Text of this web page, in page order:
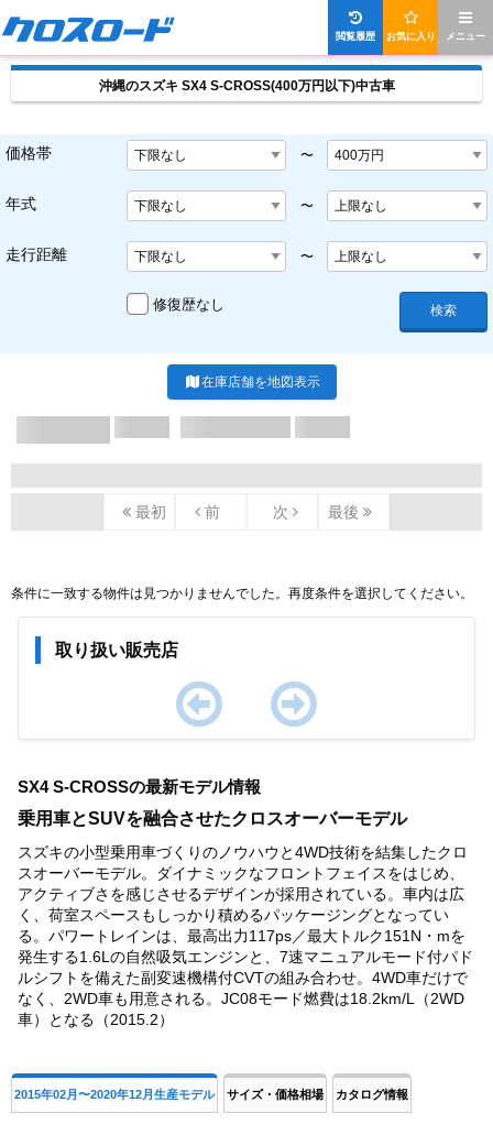
メニュー
お気に入り
閲覧履歴
沖縄のスズキ SX4 S-CROSS(400万円以下)中古車
価格帯 〜
年式 〜
走行距離 〜
修復歴なし 検索
在庫店舗を地図表示
最初 前 次 最後
条件に一致する物件は見つかりませんでした。再度条件を選択してください。
取り扱い販売店
of
0
SX4 S-CROSSの最新モデル情報
乗用車とSUVを融合させたクロスオーバーモデル
スズキの小型乗用車づくりのノウハウと4WD技術を結集したクロ
スオーバーモデル。ダイナミックなフロントフェイスをはじめ、
アクティブさを感じさせるデザインが採用されている。車内は広
く、荷室スペースもしっかり積めるパッケージングとなってい
る。パワートレインは、最高出力117ps／最大トルク151N・mを
発生する1.6Lの自然吸気エンジンと、7速マニュアルモード付パド
ルシフトを備えた副変速機構付CVTの組み合わせ。4WD車だけで
なく、2WD車も用意される。JC08モード燃費は18.2km/L（2WD
車）となる（2015.2）
2015年02月〜2020年12月生産モデル サイズ・価格相場 カタログ情報